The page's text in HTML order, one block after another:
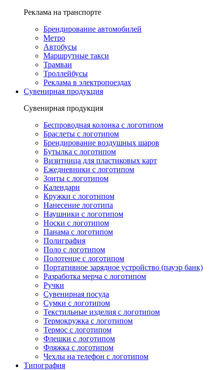
Реклама на транспорте
Брендирование автомобилей
Метро
Автобусы
Маршрутные такси
Трамваи
Троллейбусы
Реклама в электропоездах
Сувенирная продукция
Сувенирная продукция
Беспроводная колонка с логотипом
Браслеты с логотипом
Брендирование воздушных шаров
Бутылка с логотипом
Визитница для пластиковых карт
Ежедневники с логотипом
Зонты с логотипом
Календари
Кружки с логотипом
Нанесение логотипа
Наушники с логотипом
Носки с логотипом
Панама с логотипом
Полиграфия
Поло с логотипом
Полотенце с логотипом
Портативное зарядное устройство (пауэр банк)
Разработка мерча с логотипом
Ручки
Сувенирная посуда
Сумки с логотипом
Текстильные изделия с логотипом
Термокружка с логотипом
Термос с логотипом
Флешки с логотипом
Фляжка с логотипом
Чехлы на телефон с логотипом
Типография